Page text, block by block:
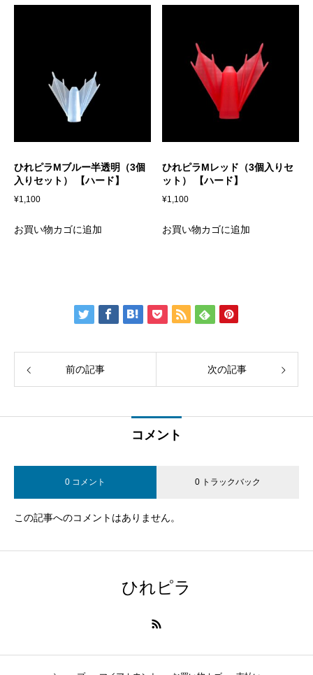
ひれピラMブルー半透明（3個
入りセット） 【ハード】
¥1,100
お買い物カゴに追加
ひれピラMレッド（3個入りセ
ット） 【ハード】
¥1,100
お買い物カゴに追加
前の記事 次の記事
コメント
0 コメント 0 トラックバック
この記事へのコメントはありません。
ひれピラ